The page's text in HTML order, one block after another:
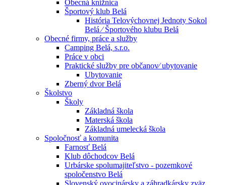
Obecná knižnica
Športový klub Belá
História Telovýchovnej Jednoty Sokol
Belá ⁄ Športového klubu Belá
Obecné firmy, práce a služby
Camping Belá, s.r.o.
Práce v obci
Praktické služby pre občanov⁄ ubytovanie
Ubytovanie
Zberný dvor Belá
Školstvo
Školy
Základná škola
Materská škola
Základná umelecká škola
Spoločnosť a komunita
Farnosť Belá
Klub dôchodcov Belá
Urbárske spolumajiteľstvo - pozemkové
spoločenstvo Belá
Slovenský ovocinársky a záhradkársky zväz